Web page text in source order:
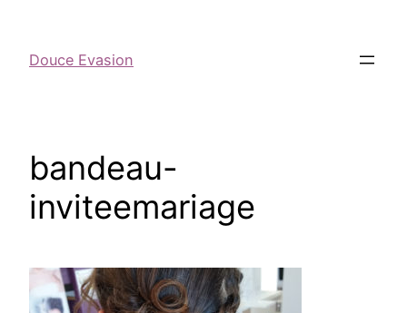
Douce Evasion
bandeau-
inviteemariage